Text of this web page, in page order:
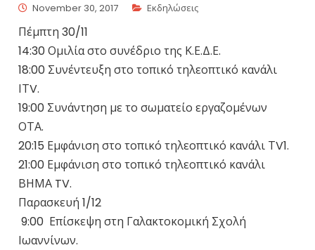
November 30, 2017 Εκδηλώσεις
Πέμπτη 30/11
14:30 Ομιλία στο συνέδριο της Κ.Ε.Δ.Ε.
18:00 Συνέντευξη στο τοπικό τηλεοπτικό κανάλι
ΙΤV.
19:00 Συνάντηση με το σωματείο εργαζομένων
ΟΤΑ.
20:15 Εμφάνιση στο τοπικό τηλεοπτικό κανάλι ΤV1.
21:00 Εμφάνιση στο τοπικό τηλεοπτικό κανάλι
ΒΗΜΑ TV.
Παρασκευή 1/12
9:00 Επίσκεψη στη Γαλακτοκομική Σχολή
Ιωαννίνων.